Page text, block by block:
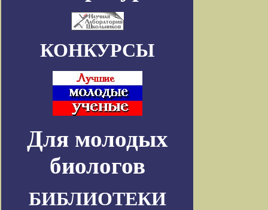
КОНКУРСЫ
Для молодых
биологов
БИБЛИОТЕКИ